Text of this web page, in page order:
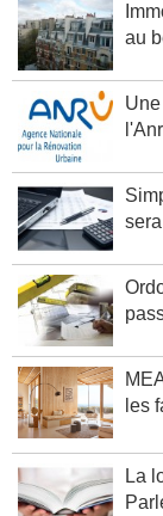
au
les
La